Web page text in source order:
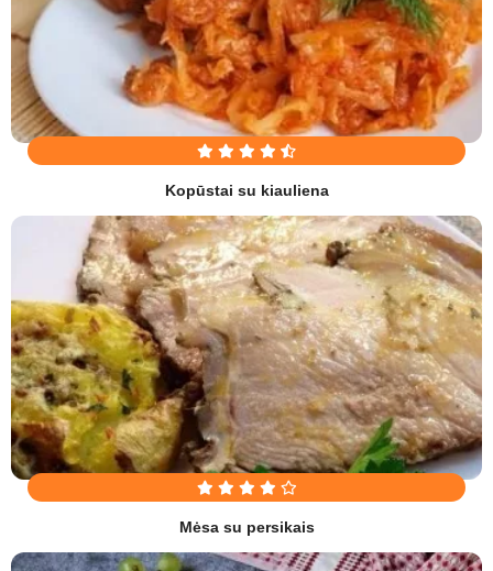
Kopūstai su kiauliena
Mėsa su persikais